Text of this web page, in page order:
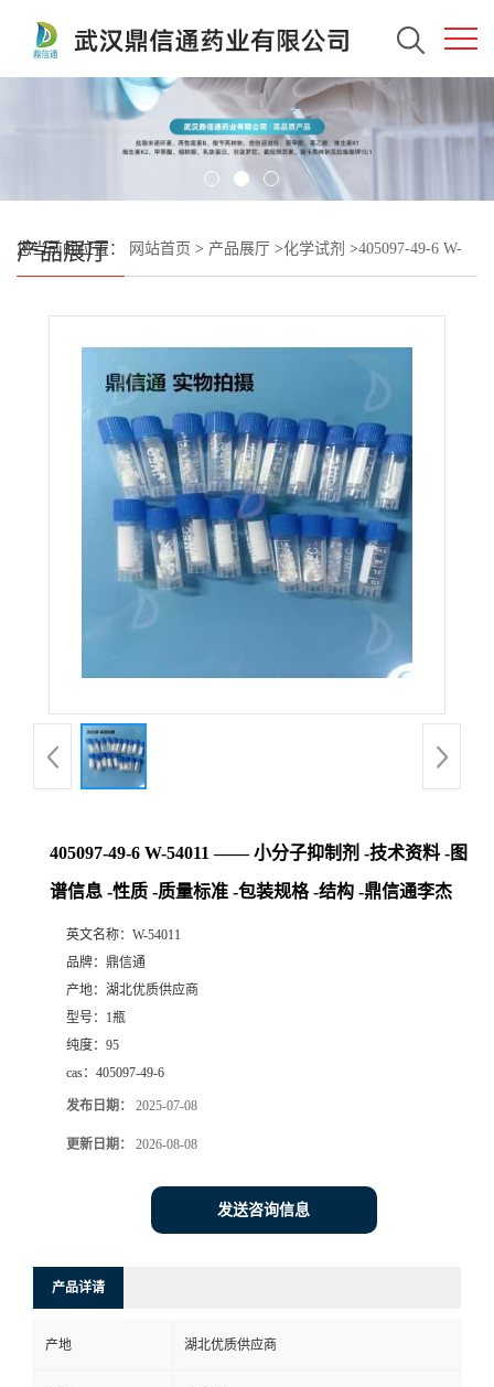
产品展厅
您当前的位置： 网站首页 > 产品展厅 >化学试剂 >405097-49-6 W-
405097-49-6 W-54011 —— 小分子抑制剂 -技术资料 -图
谱信息 -性质 -质量标准 -包装规格 -结构 -鼎信通李杰
英文名称： W-54011
品牌： 鼎信通
产地： 湖北优质供应商
型号： 1瓶
纯度： 95
cas： 405097-49-6
发布日期： 2025-07-08
更新日期： 2026-08-08
发送咨询信息
产品详请
产地 湖北优质供应商